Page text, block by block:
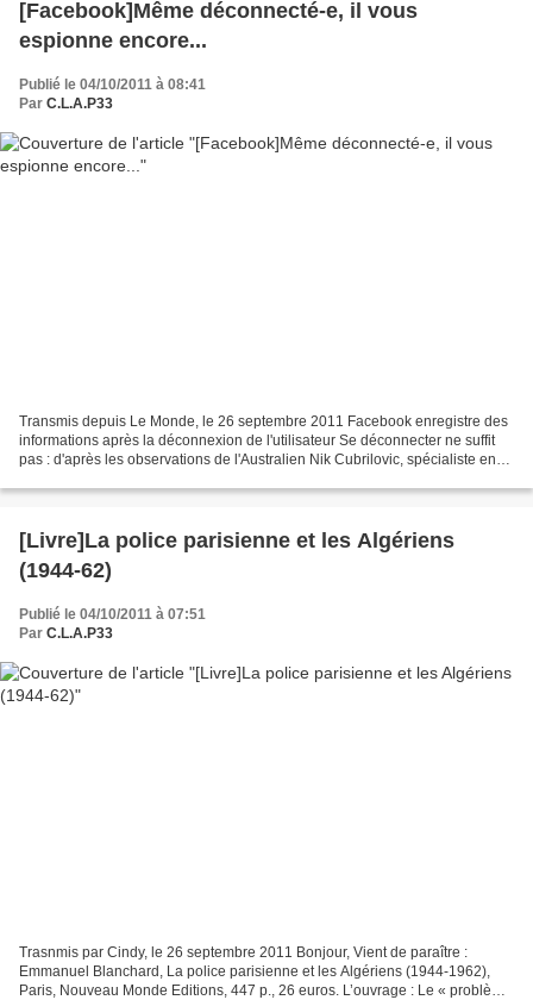
[Facebook]Même déconnecté-e, il vous
espionne encore...
Publié le 04/10/2011 à 08:41
Par C.L.A.P33
Transmis depuis Le Monde, le 26 septembre 2011 Facebook enregistre des
informations après la déconnexion de l'utilisateur Se déconnecter ne suffit
pas : d'après les observations de l'Australien Nik Cubrilovic, spécialiste en
[Livre]La police parisienne et les Algériens
(1944-62)
Publié le 04/10/2011 à 07:51
Par C.L.A.P33
Trasnmis par Cindy, le 26 septembre 2011 Bonjour, Vient de paraître :
Emmanuel Blanchard, La police parisienne et les Algériens (1944-1962),
Paris, Nouveau Monde Editions, 447 p., 26 euros. L’ouvrage : Le « problème